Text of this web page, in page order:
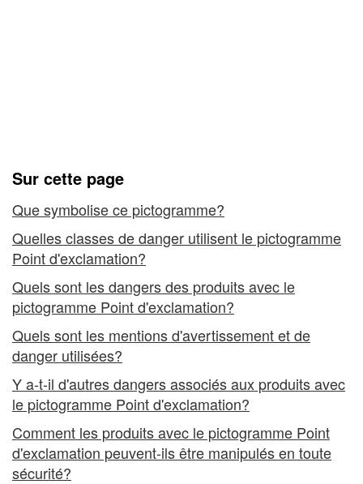
produits
dangereux
à
l'aide
du
pictogramme
«
Point
d'exclamation
»
Sur cette page
Que symbolise ce pictogramme?
Quelles classes de danger utilisent le pictogramme
Point d'exclamation?
Quels sont les dangers des produits avec le
pictogramme Point d'exclamation?
Quels sont les mentions d'avertissement et de
danger utilisées?
Y a-t-il d'autres dangers associés aux produits avec
le pictogramme Point d'exclamation?
Comment les produits avec le pictogramme Point
d'exclamation peuvent-ils être manipulés en toute
sécurité?